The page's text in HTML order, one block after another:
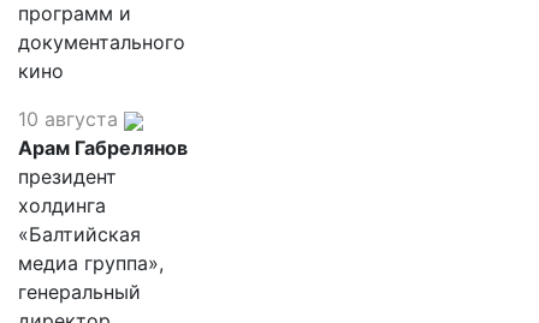
программ и
документального
кино
10 августа
Арам Габрелянов
президент
холдинга
«Балтийская
медиа группа»,
генеральный